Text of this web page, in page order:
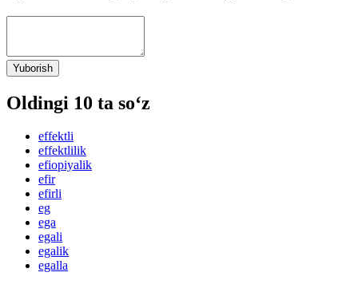
Yuborish
Oldingi 10 ta so‘z
effektli
effektlilik
efiopiyalik
efir
efirli
eg
ega
egali
egalik
egalla